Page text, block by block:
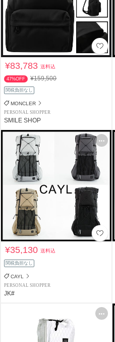
¥83,783送料込
47%OFF ¥159,500
関税負担なし
MONCLER
PERSONAL SHOPPER
SMILE SHOP
¥35,130送料込
関税負担なし
CAYL
PERSONAL SHOPPER
JK#